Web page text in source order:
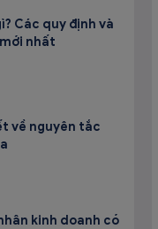
Các quy định và
nhất
về nguyên tắc
kinh doanh có